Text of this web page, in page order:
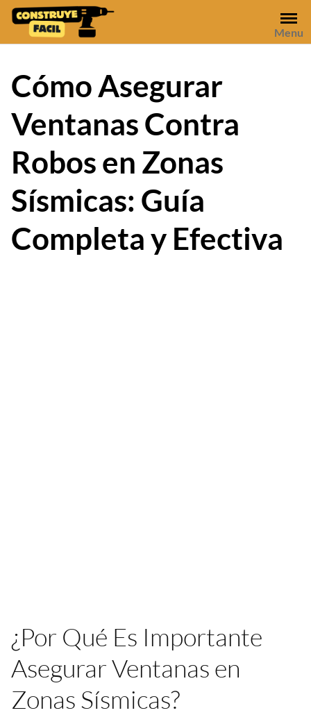
Skip
content
Menu
Cómo Asegurar
Ventanas Contra
Robos en Zonas
Sísmicas: Guía
Completa y Efectiva
¿Por Qué Es Importante
Asegurar Ventanas en
Zonas Sísmicas?